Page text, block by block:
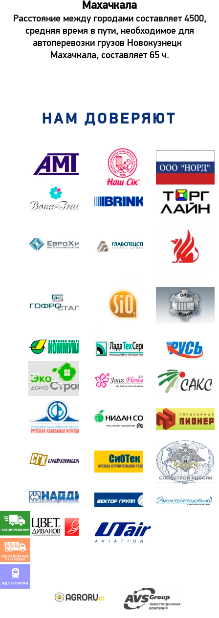
Махачкала
Расстояние между городами составляет 4500,
средняя время в пути, необходимое для
автоперевозки грузов Новокузнецк
Махачкала, составляет 65 ч.
НАМ ДОВЕРЯЮТ